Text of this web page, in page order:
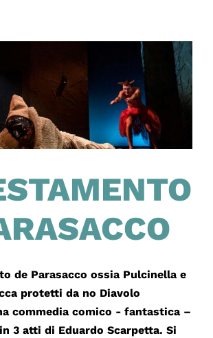
de Parasacco ossia Pulcinella e
protetti da no Diavolo
commedia comico - fantastica –
3 atti di Eduardo Scarpetta. Si